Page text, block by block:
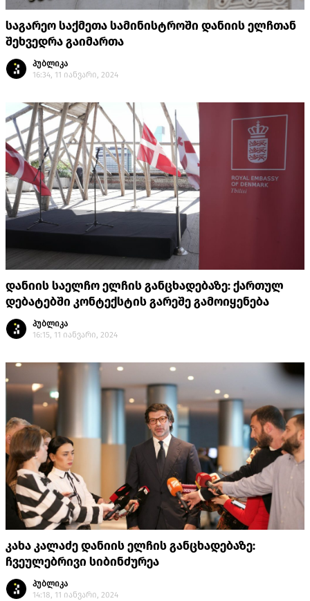
საგარეო საქმეთა სამინისტროში დანიის ელჩთან
შეხვედრა გაიმართა
პუბლიკა
16:34, 11 იანვარი, 2024
დანიის საელჩო ელჩის განცხადებაზე: ქართულ
დებატებში კონტექსტის გარეშე გამოიყენება
პუბლიკა
16:15, 11 იანვარი, 2024
კახა კალაძე დანიის ელჩის განცხადებაზე:
ჩვეულებრივი სიბინძურეა
პუბლიკა
14:18, 11 იანვარი, 2024